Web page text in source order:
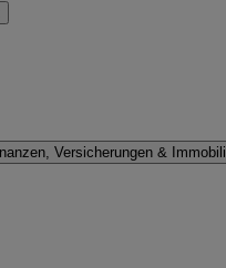
Versicherungen &